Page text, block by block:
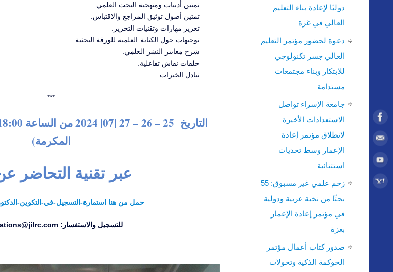
تمتين أدبيات ومنهجية البحث العلمي.
تمتين أصول توثيق المراجع والاقتباس.
تعزيز مهارات وتقنيات التحرير.
توجيهات حول الكتابة العلمية للورقة البحثية.
شرح معايير النشر العلمي.
حلقات نقاش تفاعلية.
تبادل الخبرات.
***
المكرمة)
عبر تقنية التحاضر
حمل من هنا استمارة-التسجيل-في-التكوين-
للتسجيل والاستفسار: formations@jilrc.com
دوليًا لإعادة بناء التعليم
العالي في غزة
دعوة لحضور مؤتمر التعليم
العالي جسر تكنولوجي
للابتكار وبناء مجتمعات
مستدامة
جامعة الإسراء تواصل
الاستعدادات الأخيرة
لانطلاق مؤتمر إعادة
الإعمار وسط تحديات
استثنائية
زخم علمي غير مسبوق: 55
بحثًا من نخبة عربية ودولية
في مؤتمر إعادة الإعمار
بغزة
صدور كتاب أعمال مؤتمر
الحوكمة الذكية وتحولات